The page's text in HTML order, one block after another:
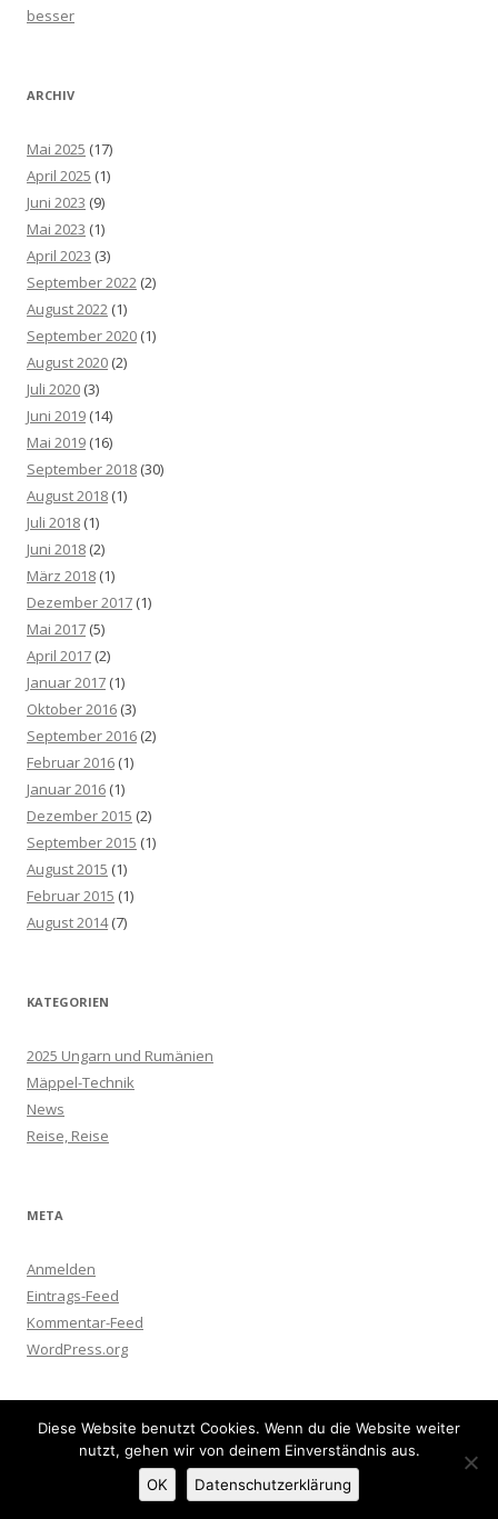
besser
ARCHIV
Mai 2025 (17)
April 2025 (1)
Juni 2023 (9)
Mai 2023 (1)
April 2023 (3)
September 2022 (2)
August 2022 (1)
September 2020 (1)
August 2020 (2)
Juli 2020 (3)
Juni 2019 (14)
Mai 2019 (16)
September 2018 (30)
August 2018 (1)
Juli 2018 (1)
Juni 2018 (2)
März 2018 (1)
Dezember 2017 (1)
Mai 2017 (5)
April 2017 (2)
Januar 2017 (1)
Oktober 2016 (3)
September 2016 (2)
Februar 2016 (1)
Januar 2016 (1)
Dezember 2015 (2)
September 2015 (1)
August 2015 (1)
Februar 2015 (1)
August 2014(7)
KATEGORIEN
2025 Ungarn und Rumänien
Mäppel-Technik
News
Reise, Reise
META
Anmelden
Eintrags-Feed
Kommentar-Feed
WordPress.org
Impressum und Datenschutz Stolz präsentiert von WordPress
Diese Website benutzt Cookies. Wenn du die Website weiter
nutzt, gehen wir von deinem Einverständnis aus.
OK
Datenschutzerklärung